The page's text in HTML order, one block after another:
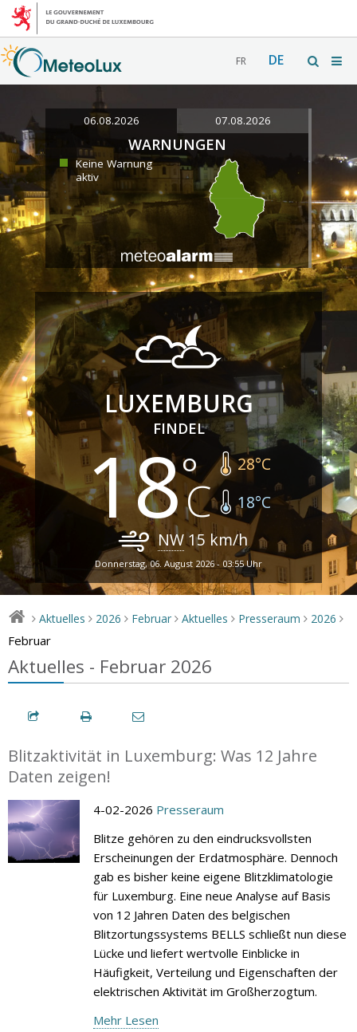
FR DE
06.08.2026 07.08.2026
WARNUNGEN
Keine Warnung
aktiv
LUXEMBURG
FINDEL
18 28°C
18°C
NW15 km/h
Donnerstag, 06. August 2026 - 03:55 Uhr
> Aktuelles > 2026 > Februar > Aktuelles > Presseraum > 2026 >
Februar
Aktuelles - Februar 2026
Blitzaktivität in Luxemburg: Was 12 Jahre
Daten zeigen!
4-02-2026 Presseraum
Blitze gehören zu den eindrucksvollsten
Erscheinungen der Erdatmosphäre. Dennoch
gab es bisher keine eigene Blitzklimatologie
für Luxemburg. Eine neue Analyse auf Basis
von 12 Jahren Daten des belgischen
Blitzortungssystems BELLS schließt nun diese
Lücke und liefert wertvolle Einblicke in
Häufigkeit, Verteilung und Eigenschaften der
elektrischen Aktivität im Großherzogtum.
Mehr Lesen